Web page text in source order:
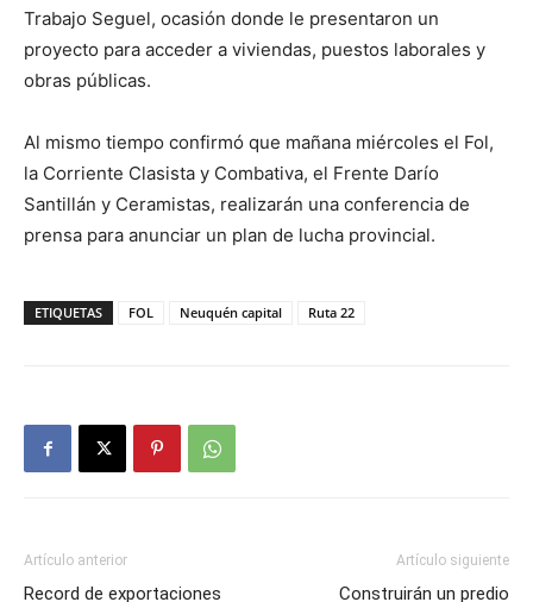
Trabajo Seguel, ocasión donde le presentaron un
proyecto para acceder a viviendas, puestos laborales y
obras públicas.
Al mismo tiempo confirmó que mañana miércoles el Fol,
la Corriente Clasista y Combativa, el Frente Darío
Santillán y Ceramistas, realizarán una conferencia de
prensa para anunciar un plan de lucha provincial.
ETIQUETAS FOL Neuquén capital Ruta 22
Artículo anterior
Record de exportaciones
Artículo siguiente
Construirán un predio